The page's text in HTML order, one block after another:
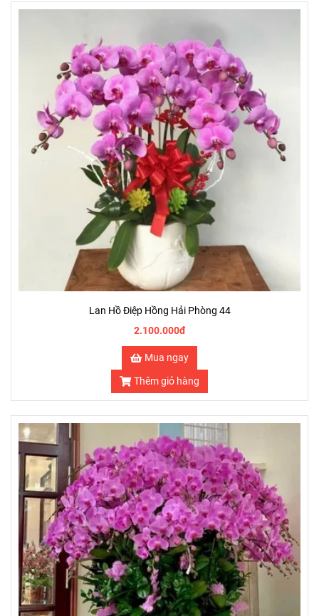
Lan Hồ Điệp Hồng Hải Phòng 44
2.100.000đ
Mua ngay
Thêm giỏ hàng